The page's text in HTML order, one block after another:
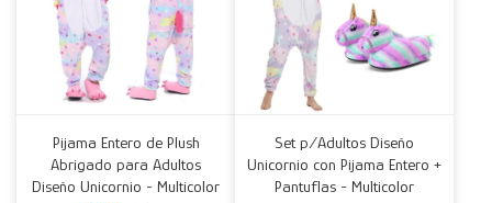
Pijama Entero de Plush
Abrigado para Adultos
Diseño Unicornio - Multicolor
Set p/Adultos Diseño
Unicornio con Pijama Entero +
Pantuflas - Multicolor